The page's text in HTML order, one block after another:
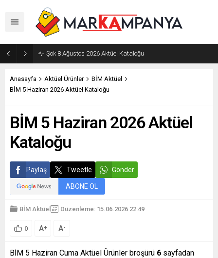
Şok 8 Ağustos 2026 Aktüel Kataloğu
Anasayfa Aktüel Ürünler
BİM Aktüel
BİM 5 Haziran 2026 Aktüel Kataloğu
BİM 5 Haziran 2026 Aktüel
Kataloğu
Paylaş Tweetle Gönder
ABONE OL
BİM Aktüel Düzenleme: 15.06.2026 22:49
0 A+ A-
BİM 5 Haziran Cuma Aktüel Ürünler broşürü 6 sayfadan